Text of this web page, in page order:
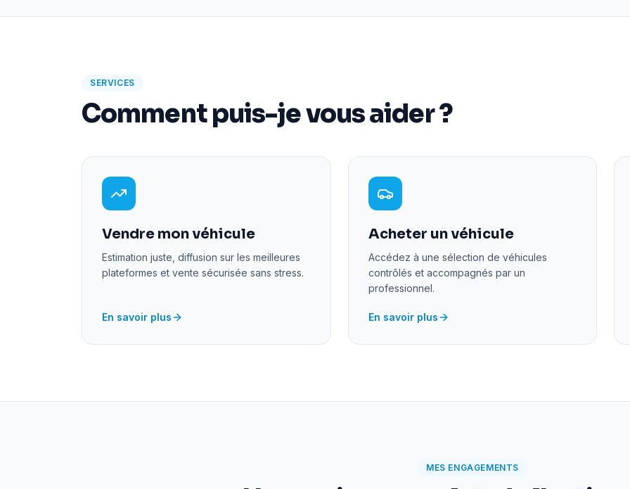
SERVICES
Comment puis-je vous aider ?
Vendre mon véhicule
Estimation juste, diffusion sur les meilleures
plateformes et vente sécurisée sans stress.
En savoir plus
Acheter un véhicule
Accédez à une sélection de véhicules
contrôlés et accompagnés par un
professionnel.
En savoir plus
MES ENGAGEMENTS